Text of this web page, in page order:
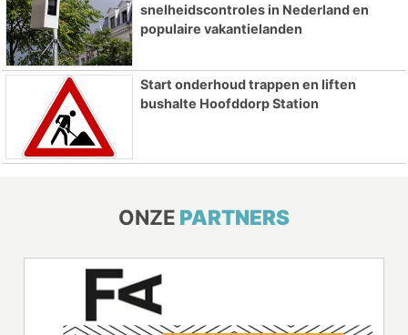
snelheidscontroles in Nederland en
populaire vakantielanden
Start onderhoud trappen en liften
bushalte Hoofddorp Station
ONZE PARTNERS